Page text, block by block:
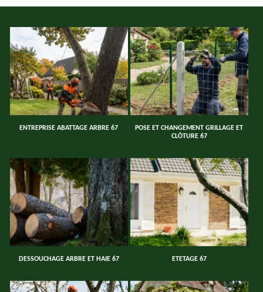
ENTREPRISE ABATTAGE ARBRE 67
POSE ET CHANGEMENT GRILLAGE ET
CLÔTURE 67
DESSOUCHAGE ARBRE ET HAIE 67 ETETAGE 67